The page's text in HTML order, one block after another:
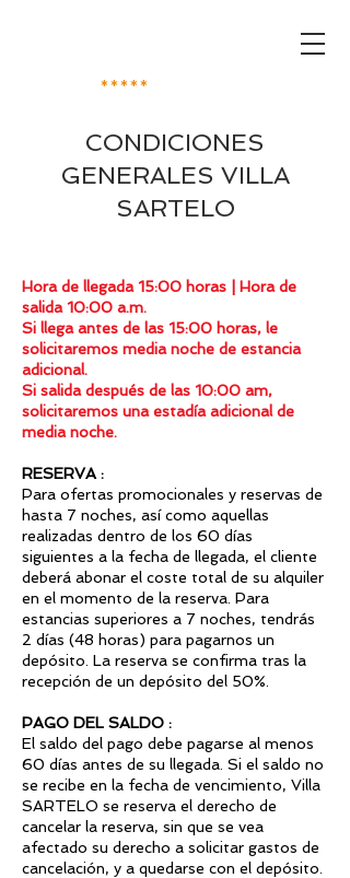
*****
CONDICIONES
GENERALES VILLA
SARTELO
Hora de llegada 15:00 horas | Hora de
salida 10:00 a.m.
Si llega antes de las 15:00 horas, le
solicitaremos media noche de estancia
adicional.
Si salida después de las 10:00 am,
solicitaremos una estadía adicional de
media noche.
RESERVA :
Para ofertas promocionales y reservas de
hasta 7 noches, así como aquellas
realizadas dentro de los 60 días
siguientes a la fecha de llegada, el cliente
deberá abonar el coste total de su alquiler
en el momento de la reserva. Para
estancias superiores a 7 noches, tendrás
2 días (48 horas) para pagarnos un
depósito. La reserva se confirma tras la
recepción de un depósito del 50%.
PAGO DEL SALDO :
El saldo del pago debe pagarse al menos
60 días antes de su llegada. Si el saldo no
se recibe en la fecha de vencimiento, Villa
SARTELO se reserva el derecho de
cancelar la reserva, sin que se vea
afectado su derecho a solicitar gastos de
cancelación, y a quedarse con el depósito.